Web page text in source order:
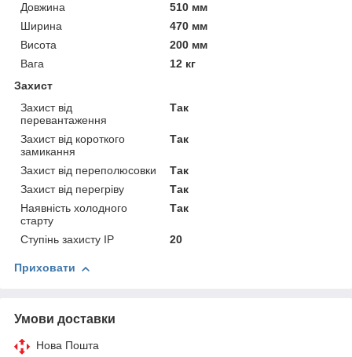
Довжина
510 мм
Ширина
470 мм
Висота
200 мм
Вага
12 кг
Захист
Захист від
перевантаження
Так
Захист від короткого
замикання
Так
Захист від переполюсовки
Так
Захист від перегріву
Так
Наявність холодного
старту
Так
Ступінь захисту IP 20
Приховати
Умови доставки
Нова Пошта